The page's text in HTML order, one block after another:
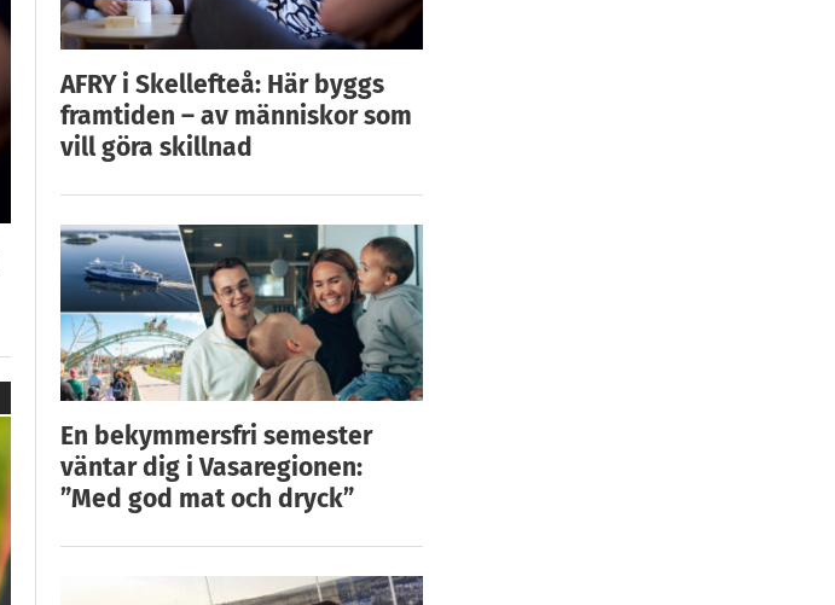
AFRY i Skellefteå: Här byggs
framtiden – av människor som
vill göra skillnad
En bekymmersfri semester
väntar dig i Vasaregionen:
”Med god mat och dryck”